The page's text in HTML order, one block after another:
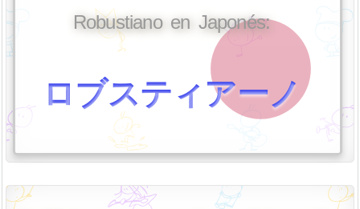
Robustiano en Japonés:
ロブスティアーノ